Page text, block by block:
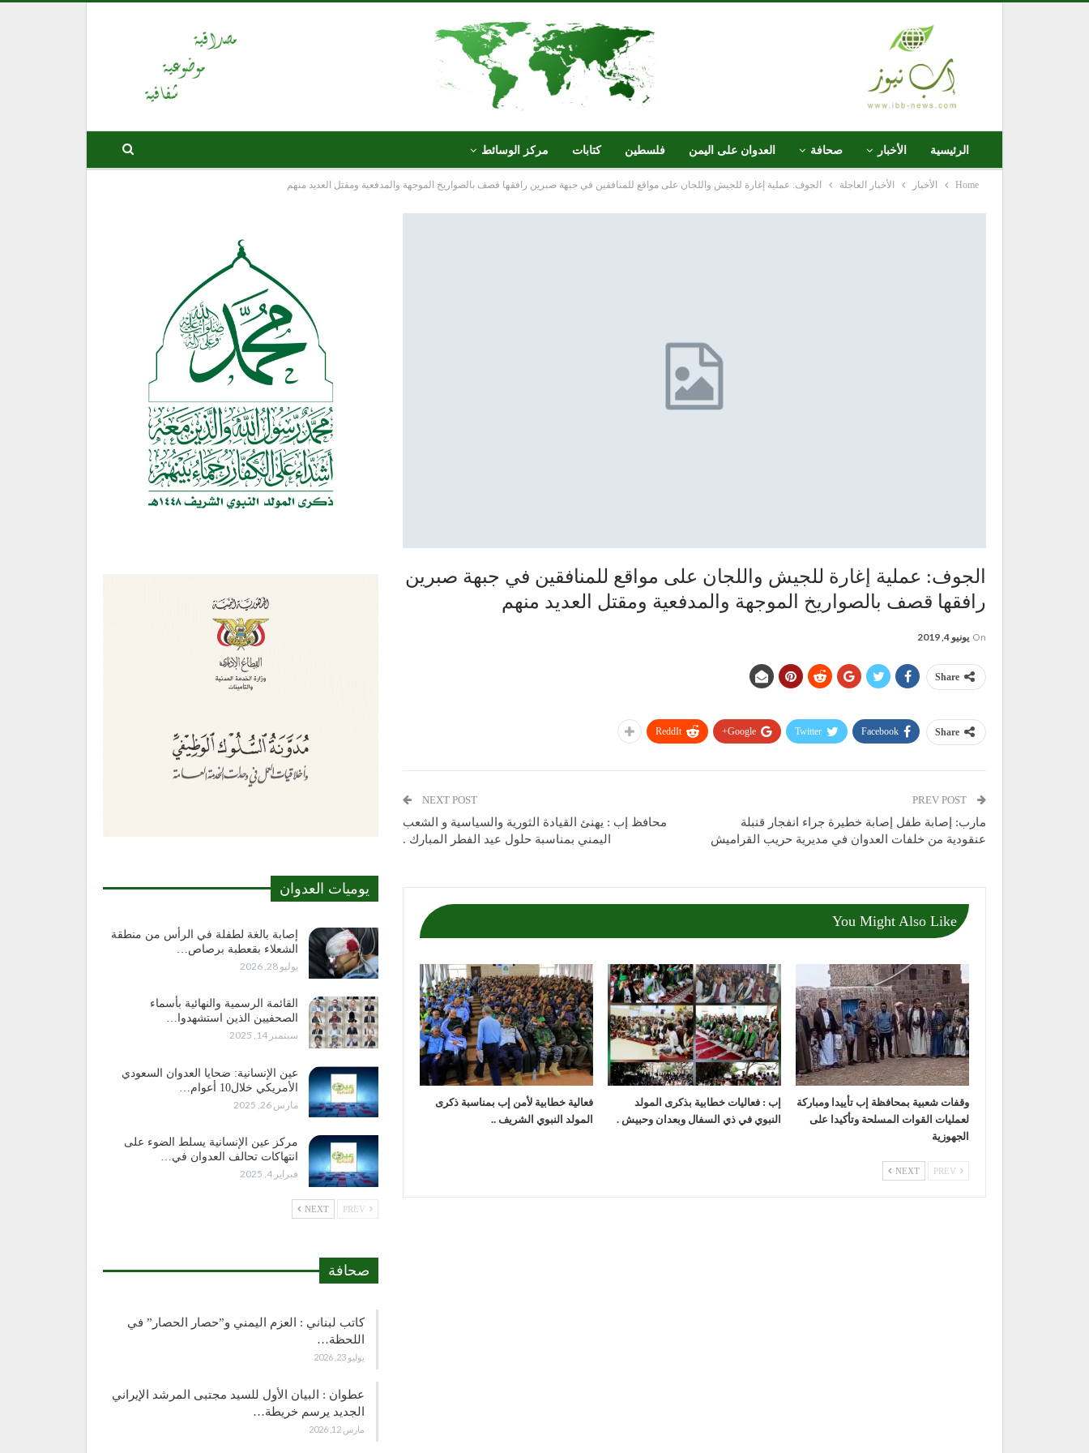
الرئيسية الأخبار صحافة العدوان على اليمن فلسطين كتابات مركز الوسائط
Home الأخبار الأخبار العاجلة الجوف: عملية إغارة للجيش واللجان على مواقع للمنافقين في جبهة صبرين رافقها قصف بالصواريخ الموجهة والمدفعية ومقتل العديد منهم
الجوف: عملية إغارة للجيش واللجان على مواقع للمنافقين في جبهة صبرين
رافقها قصف بالصواريخ الموجهة والمدفعية ومقتل العديد منهم
On يونيو 4, 2019
Share
Share
Facebook
Twitter
Google+
ReddIt
مارب: إصابة طفل إصابة خطيرة جراء انفجار قنبلة
عنقودية من خلفات العدوان في مديرية حريب القراميش
NEXT POST
محافظ إب : يهنئ القيادة الثورية والسياسية و الشعب
اليمني بمناسبة حلول عيد الفطر المبارك .
You Might Also Like
وقفات شعبية بمحافظة إب تأييدا ومباركة
لعمليات القوات المسلحة وتأكيدا على
الجهوزية
إب : فعاليات خطابية بذكرى المولد
النبوي في ذي السفال وبعدان وحبيش .
فعالية خطابية لأمن إب بمناسبة ذكرى
المولد النبوي الشريف ..
NEXT
يوميات العدوان
إصابة بالغة لطفلة في الرأس من منطقة
الشعلاء بقعطبة برصاص…
يوليو 28, 2026
القائمة الرسمية والنهائية بأسماء
الصحفيين الذين استشهدوا…
سبتمبر 14, 2025
عين الإنسانية: ضحايا العدوان السعودي
الأمريكي خلال10 أعوام…
مارس 26, 2025
مركز عين الإنسانية يسلط الضوء على
انتهاكات تحالف العدوان في…
فبراير 4, 2025
NEXT
صحافة
كاتب لبناني : العزم اليمني و”حصار الحصار” في
اللحظة…
يوليو 23, 2026
عطوان : البيان الأول للسيد مجتبى المرشد الإيراني
الجديد يرسم خريطة…
مارس 12, 2026